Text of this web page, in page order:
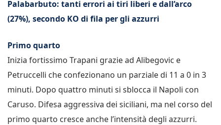
Palabarbuto: tanti errori ai tiri liberi e dall’arco
(27%), secondo KO di fila per gli azzurri
Primo quarto
Inizia fortissimo Trapani grazie ad Alibegovic e
Petruccelli che confezionano un parziale di 11 a 0 in 3
minuti. Dopo quattro minuti si sblocca il Napoli con
Caruso. Difesa aggressiva dei siciliani, ma nel corso del
primo quarto cresce anche l’intensità degli azzurri.